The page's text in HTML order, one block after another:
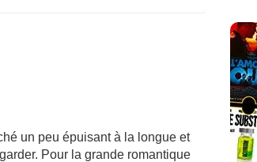
un peu épuisant à la longue et
Pour la grande romantique